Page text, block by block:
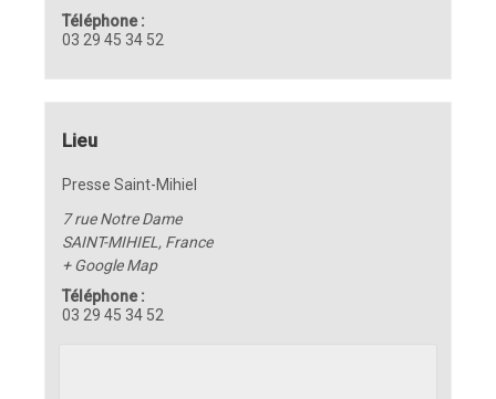
Téléphone :
03 29 45 34 52
Lieu
Presse Saint-Mihiel
7 rue Notre Dame
SAINT-MIHIEL , France
+ Google Map
Téléphone :
03 29 45 34 52